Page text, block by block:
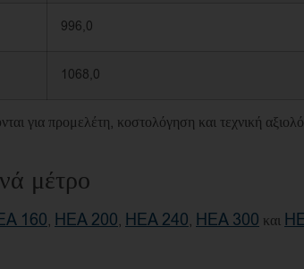
996,0
1068,0
για προμελέτη, κοστολόγηση και τεχνική
μέτρο
160, HEA 200, HEA 240, HEA 300 και